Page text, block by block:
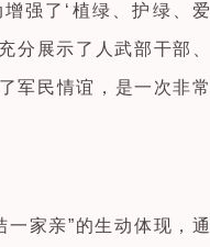
强了‘植绿、护绿、爱
分展示了人武部干部、
军民情谊，是一次非常
家亲”的生动体现，通